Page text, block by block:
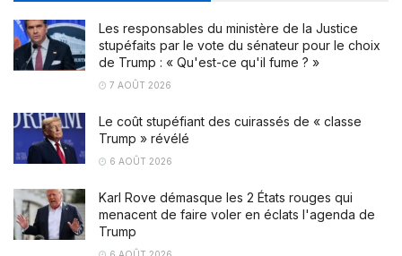
Les responsables du ministère de la Justice
stupéfaits par le vote du sénateur pour le choix
de Trump : « Qu'est-ce qu'il fume ? »
7 AOÛT 2026
Le coût stupéfiant des cuirassés de « classe
Trump » révélé
6 AOÛT 2026
Karl Rove démasque les 2 États rouges qui
menacent de faire voler en éclats l'agenda de
Trump